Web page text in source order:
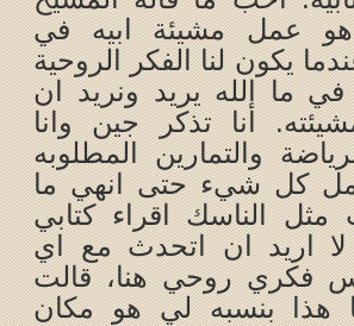
عمل مشيئة ابيه في
يكون لنا الفكر الروحية
ما الله يريد ونريد ان
أنا تذكر جين وانا
والتمارين المطلوبه
كل شيء حتى انهي ما
مثل الناسك اقراء كتابي
اريد ان اتحدث مع اي
فكري روحي هنا، قالت
هذا بنسبه لي هو مكان